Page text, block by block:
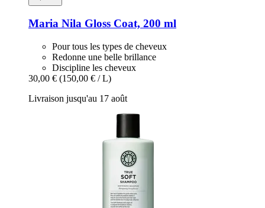
Maria Nila Gloss Coat, 200 ml
Pour tous les types de cheveux
Redonne une belle brillance
Discipline les cheveux
30,00 € (150,00 € / L)
Livraison jusqu'au 17 août